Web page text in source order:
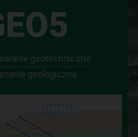
geotechniczne
geologiczne